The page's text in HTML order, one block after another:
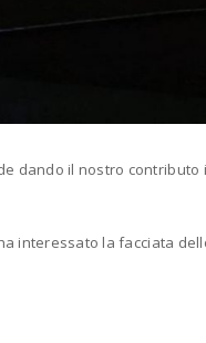
dando il nostro
interessato la facciata